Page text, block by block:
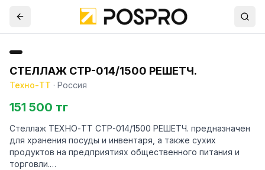
СТЕЛЛАЖ СТР-014/1500 РЕШЕТЧ.
Техно-ТТ · Россия
151 500 тг
Стеллаж ТЕХНО-ТТ СТР-014/1500 РЕШЕТЧ. предназначен
для хранения посуды и инвентаря, а также сухих
продуктов на предприятиях общественного питания и
торговли.